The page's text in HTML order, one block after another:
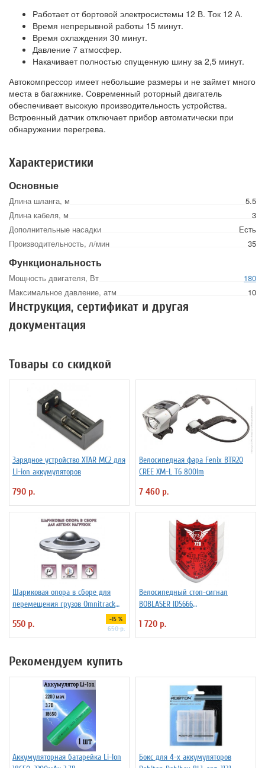
Работает от бортовой электросистемы 12 В. Ток 12 А.
Время непрерывной работы 15 минут.
Время охлаждения 30 минут.
Давление 7 атмосфер.
Накачивает полностью спущенную шину за 2,5 минут.
Автокомпрессор имеет небольшие размеры и не займет много
места в багажнике. Современный роторный двигатель
обеспечивает высокую производительность устройства.
Встроенный датчик отключает прибор автоматически при
обнаружении перегрева.
Характеристики
Основные
Длина шланга, м
5.5
Длина кабеля, м
3
Дополнительные насадки
Есть
Производительность, л/мин
35
Функциональность
Мощность двигателя, Вт
180
Максимальное давление, атм
10
Инструкция, сертификат и другая
документация
Товары со скидкой
Зарядное устройство XTAR MC2 для
Li-ion аккумуляторов
790 р.
Велосипедная фара Fenix BTR20
CREE XM-L T6 800lm
7 460 р.
Шариковая опора в сборе для
перемещения грузов Omnitrack
550 р. -15 %
650 р.
Велосипедный стоп-сигнал
BOBLASER IDS666
1 720 р.
Рекомендуем купить
Аккумуляторная батарейка Li-Ion
Бокс для 4-х аккумуляторов